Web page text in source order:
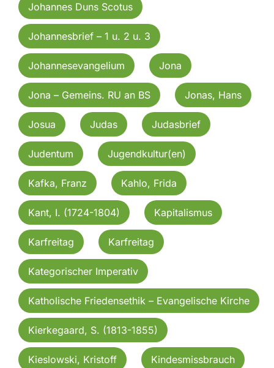
Johannes Duns Scotus
Johannesbrief – 1 u. 2 u. 3
Johannesevangelium Jona
Jona – Gemeins. RU an BS Jonas, Hans
Josua Judas Judasbrief
Judentum Jugendkultur(en)
Kafka, Franz Kahlo, Frida
Kant, I. (1724-1804) Kapitalismus
Karfreitag Karfreitag
Kategorischer Imperativ
Katholische Friedensethik – Evangelische Kirche
Kierkegaard, S. (1813-1855)
Kieslowski, Kristoff Kindesmissbrauch